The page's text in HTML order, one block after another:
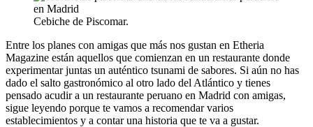
Cebiche de Piscomar.
Entre los planes con amigas que más nos gustan en Etheria
Magazine están aquellos que comienzan en un restaurante donde
experimentar juntas un auténtico tsunami de sabores. Si aún no has
dado el salto gastronómico al otro lado del Atlántico y tienes
pensado acudir a un restaurante peruano en Madrid con amigas,
sigue leyendo porque te vamos a recomendar varios
establecimientos y a contar una historia que te va a gustar.